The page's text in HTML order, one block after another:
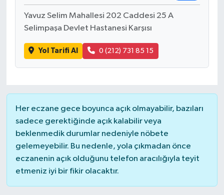
Yavuz Selim Mahallesi 202 Caddesi 25 A
Selimpaşa Devlet Hastanesi Karşısı
Yol Tarifi Al 0 (212) 731 85 15
Her eczane gece boyunca açık olmayabilir, bazıları
sadece gerektiğinde açık kalabilir veya
beklenmedik durumlar nedeniyle nöbete
gelemeyebilir. Bu nedenle, yola çıkmadan önce
eczanenin açık olduğunu telefon aracılığıyla teyit
etmeniz iyi bir fikir olacaktır.